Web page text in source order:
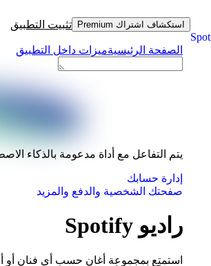
استكشاف اشتراك Premium تثبيت التطبيق
الصفحة الرئيسيةميزات داخل التطبيق
يتم التفاعل مع أداة مدعومة بالذكاء
إدارة حسابك
صفحتك الشخصية والدفع والمزيد
راديو Spotify